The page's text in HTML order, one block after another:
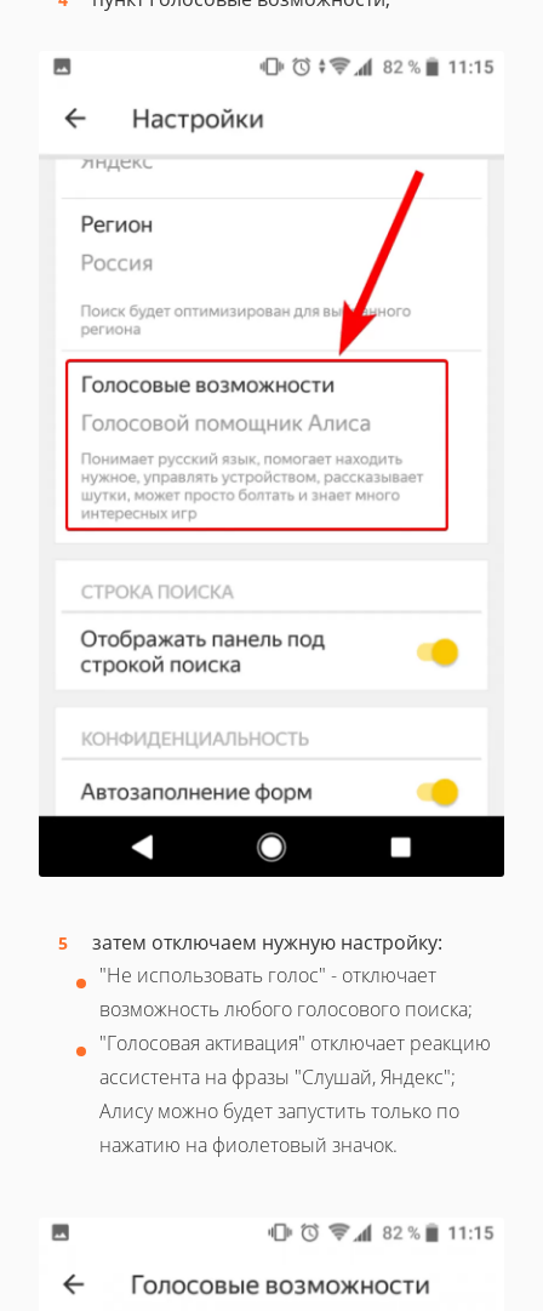
затем отключаем нужную настройку:
"Не использовать голос" - отключает
возможность любого голосового поиска;
"Голосовая активация" отключает реакцию
ассистента на фразы "Слушай, Яндекс";
Алису можно будет запустить только по
нажатию на фиолетовый значок.